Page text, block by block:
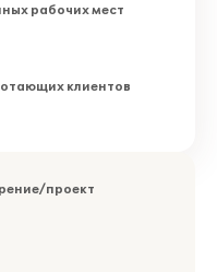
рабочих мест
клиентов
проект